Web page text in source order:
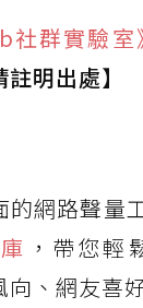
社群實驗室
明出處】
的網路聲
，帶您輕
、網友喜